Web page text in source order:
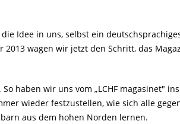
Idee in uns, selbst ein
wagen wir jetzt den Schritt, das
haben wir uns vom „LCHF magasinet"
wieder festzustellen, wie sich alle
aus dem hohen Norden lernen.